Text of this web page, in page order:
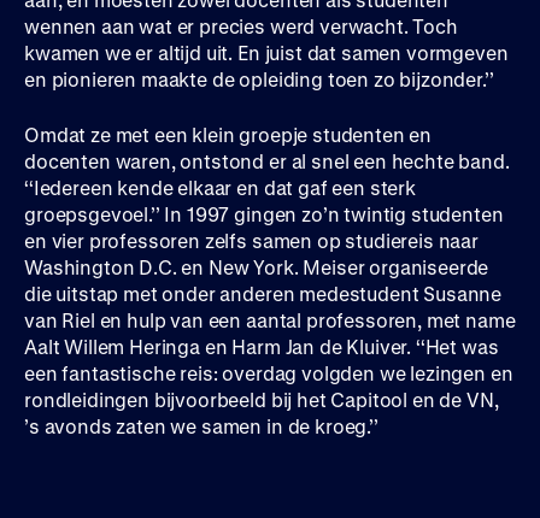
wennen aan wat er precies werd verwacht. Toch
kwamen we er altijd uit. En juist dat samen vormgeven
en pionieren maakte de opleiding toen zo bijzonder.’’
Omdat ze met een klein groepje studenten en
docenten waren, ontstond er al snel een hechte band.
‘‘Iedereen kende elkaar en dat gaf een sterk
groepsgevoel.’’ In 1997 gingen zo’n twintig studenten
en vier professoren zelfs samen op studiereis naar
Washington D.C. en New York. Meiser organiseerde
die uitstap met onder anderen medestudent Susanne
van Riel en hulp van een aantal professoren, met name
Aalt Willem Heringa en Harm Jan de Kluiver. ‘‘Het was
een fantastische reis: overdag volgden we lezingen en
rondleidingen bijvoorbeeld bij het Capitool en de VN,
’s avonds zaten we samen in de kroeg.’’